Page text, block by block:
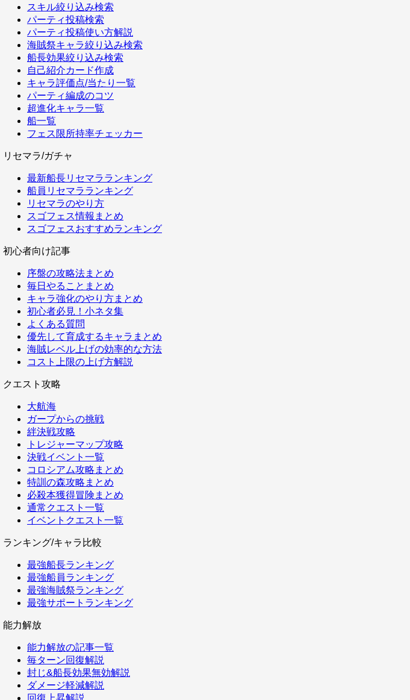
スキル絞り込み検索
パーティ投稿検索
パーティ投稿使い方解説
海賊祭キャラ絞り込み検索
船長効果絞り込み検索
自己紹介カード作成
キャラ評価点/当たり一覧
パーティ編成のコツ
超進化キャラ一覧
船一覧
フェス限所持率チェッカー
リセマラ/ガチャ
最新船長リセマラランキング
船員リセマラランキング
リセマラのやり方
スゴフェス情報まとめ
スゴフェスおすすめランキング
初心者向け記事
序盤の攻略法まとめ
毎日やることまとめ
キャラ強化のやり方まとめ
初心者必見！小ネタ集
よくある質問
優先して育成するキャラまとめ
海賊レベル上げの効率的な方法
コスト上限の上げ方解説
クエスト攻略
大航海
ガープからの挑戦
絆決戦攻略
トレジャーマップ攻略
決戦イベント一覧
コロシアム攻略まとめ
特訓の森攻略まとめ
必殺本獲得冒険まとめ
通常クエスト一覧
イベントクエスト一覧
ランキング/キャラ比較
最強船長ランキング
最強船員ランキング
最強海賊祭ランキング
最強サポートランキング
能力解放
能力解放の記事一覧
毎ターン回復解説
封じ&船長効果無効解説
ダメージ軽減解説
回復上昇解説